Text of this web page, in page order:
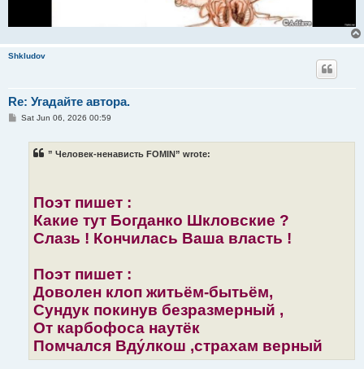
Shkludov
Re: Угадайте автора.
PSat Jun 06, 2026 00:59
” Человек-ненависть FOMIN” wrote:
Поэт пишет :
Какие тут Богданко Шкловские ?
Слазь ! Кончилась Ваша власть !
Поэт пишет :
Доволен клоп житьём-бытьём,
Сундук покинув безразмерный ,
От карбофоса наутëк
Помчался Вду́лкош ,страхам верный